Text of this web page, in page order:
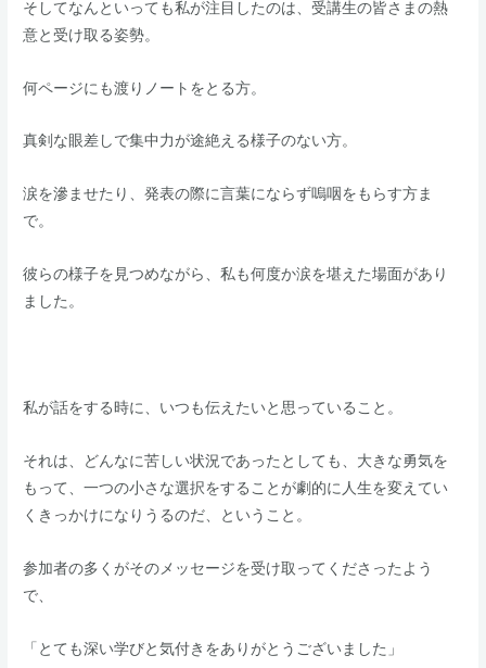
​そしてなんといっても私が注目したのは、受講生の皆さまの熱
意と受け取る姿勢。
​​何ページにも渡りノートをとる方。
真剣な眼差しで集中力が途絶える様子のない方。
​涙を滲ませたり、発表の際に言葉にならず嗚咽をもらす方ま
で。
​​彼らの様子を見つめながら、私も何度か涙を堪えた場面があり
ました。
​私が話をする時に、いつも伝えたいと思っていること。
​それは、どんなに苦しい状況であったとしても、大きな勇気を
もって、一つの小さな選択をすることが劇的に人生を変えてい
くきっかけになりうるのだ、ということ。
​参加者の多くがそのメッセージを受け取ってくださったよう
で、​
「とても深い学びと気付きをありがとうございました」